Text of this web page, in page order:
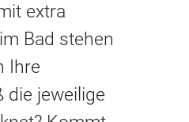
extra
Bad stehen
Ihre
die jeweilige